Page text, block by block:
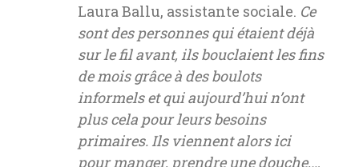
Laura Ballu, assistante sociale. Ce
sont des personnes qui étaient déjà
sur le fil avant, ils bouclaient les fins
de mois grâce à des boulots
informels et qui aujourd’hui n’ont
plus cela pour leurs besoins
primaires. Ils viennent alors ici
pour manger, prendre une douche,…